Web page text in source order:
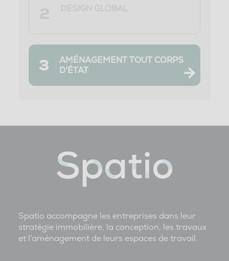
3
AMÉNAGEMENT TOUT CORPS
D'ÉTAT
Spatio accompagne les entreprises dans leur
stratégie immobilière, la conception, les travaux
et l'aménagement de leurs espaces de travail.